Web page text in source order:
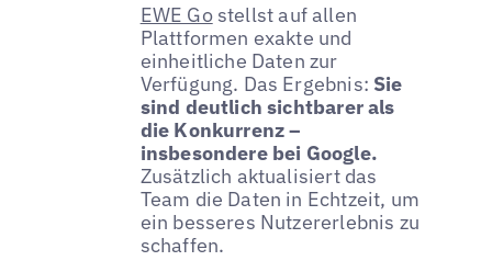
EWE Gostellst auf allen
Plattformen exakte und
einheitliche Daten zur
Verfügung. Das Ergebnis: Sie
sind deutlich sichtbarer als
die Konkurrenz –
insbesondere bei Google.
Zusätzlich aktualisiert das
Team die Daten in Echtzeit, um
ein besseres Nutzererlebnis zu
schaffen.